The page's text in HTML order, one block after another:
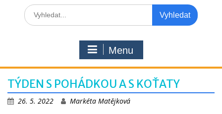
Search
for:
Menu
TÝDEN S POHÁDKOU A S KOŤATY
26. 5. 2022 Markéta Matějková